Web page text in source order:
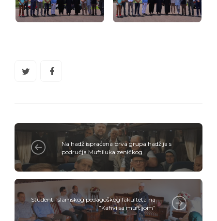
Na hadž ispraćena prva grupa hadžija s
područja Muftiluka zeničkog
Studenti Islamskog pedagoškog fakulteta na
”Kahvi sa muftijom”